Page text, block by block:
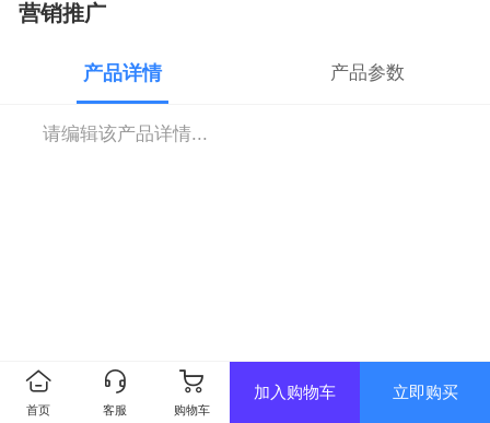
营销推广
产品详情 产品参数
请编辑该产品详情...
首页 客服 购物车
加入购物车 立即购买